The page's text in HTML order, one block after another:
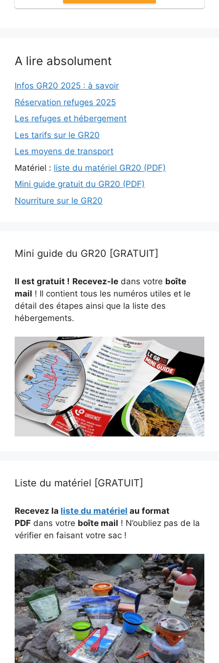
A lire absolument
Infos GR20 2025 : à savoir
Réservation refuges 2025
Les refuges et hébergement
Les tarifs sur le GR20
Les moyens de transport
Matériel : liste du matériel GR20 (PDF)
Mini guide gratuit du GR20 (PDF)
Nourriture sur le GR20
Mini guide du GR20 [GRATUIT]
Il est gratuit ! Recevez-le dans votre boîte
mail ! Il contient tous les numéros utiles et le
détail des étapes ainsi que la liste des
hébergements.
Liste du matériel [GRATUIT]
Recevez la liste du matériel au format
PDF dans votre boîte mail ! N’oubliez pas de la
vérifier en faisant votre sac !